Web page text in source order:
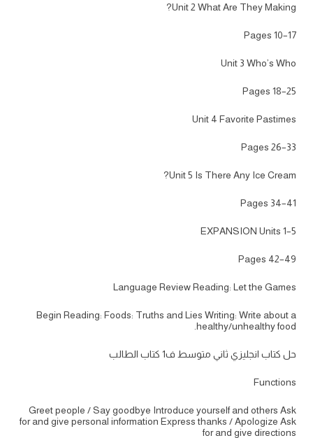
Unit 2 What Are They Making?
Pages 10–17
Unit 3 Who’s Who
Pages 18–25
Unit 4 Favorite Pastimes
Pages 26–33
Unit 5 Is There Any Ice Cream?
Pages 34–41
EXPANSION Units 1–5
Pages 42–49
Language Review Reading: Let the Games
Begin Reading: Foods: Truths and Lies Writing: Write about a
healthy/unhealthy food.
حل كتاب انجليزي ثاني متوسط ف1 كتاب الطالب
Functions
Greet people / Say goodbye Introduce yourself and others Ask
for and give personal information Express thanks / Apologize Ask
for and give directions